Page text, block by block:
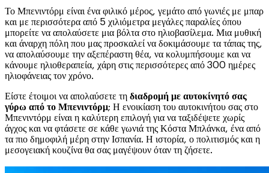
Το Μπενιντόρμ είναι ένα φιλικό μέρος, γεμάτο από γωνιές με μπαρ
και με περισσότερα από 5 χιλιόμετρα μεγάλες παραλίες όπου
μπορείτε να απολαύσετε μια βόλτα στο ηλιοβασίλεμα. Μια μυθική
και άναρχη πόλη που μας προσκαλεί να δοκιμάσουμε τα τάπας της,
να απολαύσουμε την αξεπέραστη θέα, να κολυμπήσουμε και να
κάνουμε ηλιοθεραπεία, χάρη στις περισσότερες από 300 ημέρες
ηλιοφάνειας τον χρόνο.
Είστε έτοιμοι να απολαύσετε τη διαδρομή με αυτοκίνητό σας
γύρω από το Μπενιντόρμ; Η ενοικίαση του αυτοκινήτου σας στο
Μπενιντόρμ είναι η καλύτερη επιλογή για να ταξιδέψετε χωρίς
άγχος και να φτάσετε σε κάθε γωνιά της Κόστα Μπλάνκα, ένα από
τα πιο δημοφιλή μέρη στην Ισπανία. Η ιστορία, ο πολιτισμός και η
μεσογειακή κουζίνα θα σας μαγέψουν όταν τη ζήσετε.